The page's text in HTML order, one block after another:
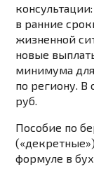
в ранние
жизненной
новые
минимума для
по региону. В
руб.
Пособие по
(«декретные»)
формуле в